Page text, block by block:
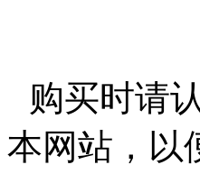
购买时请
本网站，以